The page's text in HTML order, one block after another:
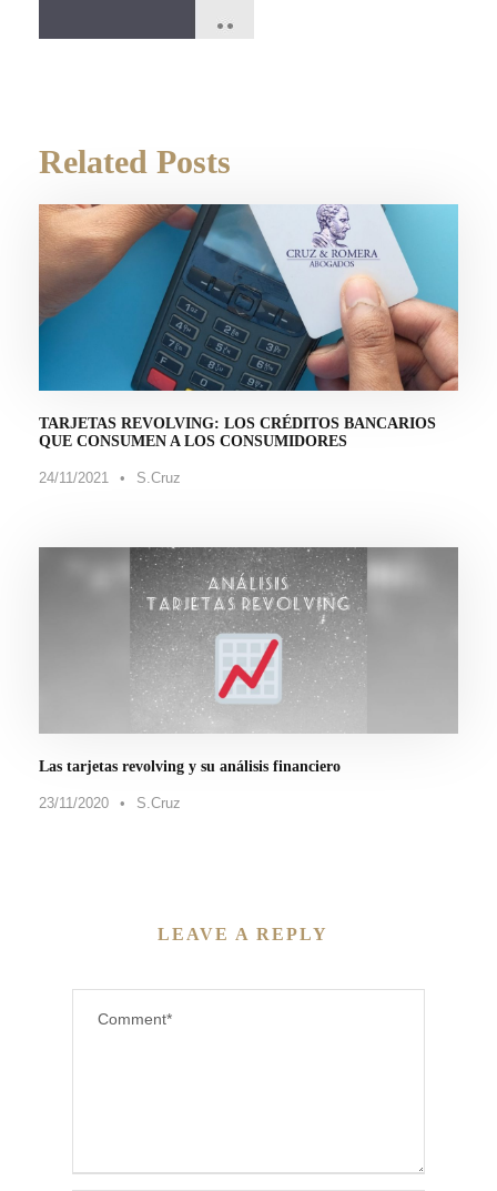
Related Posts
TARJETAS REVOLVING: LOS CRÉDITOS BANCARIOS
QUE CONSUMEN A LOS CONSUMIDORES
24/11/2021 • S.Cruz
Las tarjetas revolving y su análisis financiero
23/11/2020 • S.Cruz
LEAVE A REPLY